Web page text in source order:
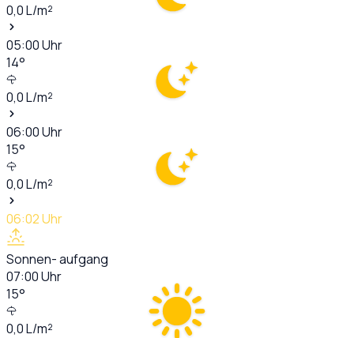
0,0L/m²
05:00Uhr
14°
0,0L/m²
06:00Uhr
15°
0,0L/m²
06:02Uhr
Sonnen- aufgang
07:00Uhr
15°
0,0L/m²